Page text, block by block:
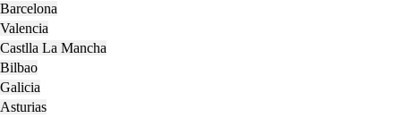
Barcelona
Valencia
Castlla La Mancha
Bilbao
Galicia
Asturias